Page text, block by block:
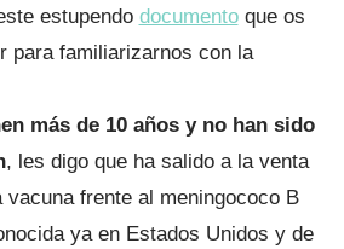
estupendo documentoque os
para familiarizarnos con la
más de 10 años y no han sido
, les digo que ha salido a la venta
vacuna frente al meningococo B
ya en Estados Unidos y de